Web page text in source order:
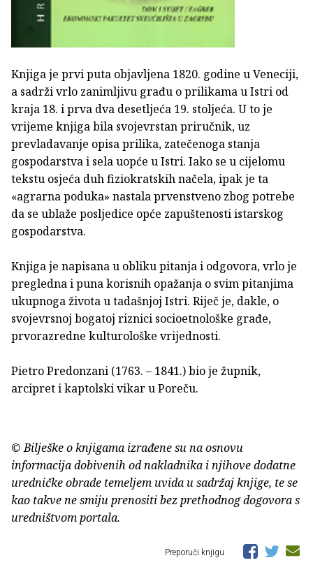
Knjiga je prvi puta objavljena 1820. godine u Veneciji,
a sadrži vrlo zanimljivu građu o prilikama u Istri od
kraja 18. i prva dva desetljeća 19. stoljeća. U to je
vrijeme knjiga bila svojevrstan priručnik, uz
prevladavanje opisa prilika, zatečenoga stanja
gospodarstva i sela uopće u Istri. Iako se u cijelomu
tekstu osjeća duh fiziokratskih načela, ipak je ta
«agrarna poduka» nastala prvenstveno zbog potrebe
da se ublaže posljedice opće zapuštenosti istarskog
gospodarstva.
Knjiga je napisana u obliku pitanja i odgovora, vrlo je
pregledna i puna korisnih opažanja o svim pitanjima
ukupnoga života u tadašnjoj Istri. Riječ je, dakle, o
svojevrsnoj bogatoj riznici socioetnološke građe,
prvorazredne kulturološke vrijednosti.
Pietro Predonzani (1763. – 1841.) bio je župnik,
arcipret i kaptolski vikar u Poreču.
© Bilješke o knjigama izrađene su na osnovu
informacija dobivenih od nakladnika i njihove dodatne
uredničke obrade temeljem uvida u sadržaj knjige, te se
kao takve ne smiju prenositi bez prethodnog dogovora s
uredništvom portala.
Preporuči knjigu